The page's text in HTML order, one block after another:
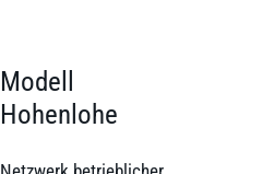
Modell
Hohenlohe